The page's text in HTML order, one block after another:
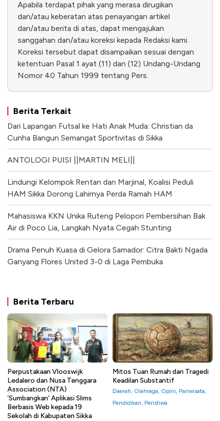
Apabila terdapat pihak yang merasa dirugikan
dan/atau keberatan atas penayangan artikel
dan/atau berita di atas, dapat mengajukan
sanggahan dan/atau koreksi kepada Redaksi kami.
Koreksi tersebut dapat disampaikan sesuai dengan
ketentuan Pasal 1 ayat (11) dan (12) Undang-Undang
Nomor 40 Tahun 1999 tentang Pers.
Berita Terkait
Dari Lapangan Futsal ke Hati Anak Muda: Christian da
Cunha Bangun Semangat Sportivitas di Sikka
ANTOLOGI PUISI ||MARTIN MELI||
Lindungi Kelompok Rentan dan Marjinal, Koalisi Peduli
HAM Sikka Dorong Lahirnya Perda Ramah HAM
Mahasiswa KKN Unika Ruteng Pelopori Pembersihan Bak
Air di Poco Lia, Langkah Nyata Cegah Stunting
Drama Penuh Kuasa di Gelora Samador: Citra Bakti Ngada
Ganyang Flores United 3-0 di Laga Pembuka
Berita Terbaru
Perpustakaan Vlooswijk
Ledalero dan Nusa Tenggara
Association (NTA)
‘Sumbangkan’ Aplikasi Slims
Berbasis Web kepada 19
Sekolah di Kabupaten Sikka
Mitos Tuan Rumah dan Tragedi
Keadilan Substantif
Daerah, Olahraga, Opini, Pariwisata,
Pendidikan, Peristiwa